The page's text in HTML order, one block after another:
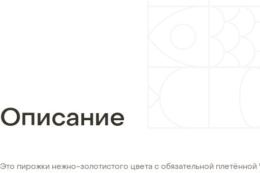
Описание
Это пирожки нежно-золотистого цвета с обязательной плетённой